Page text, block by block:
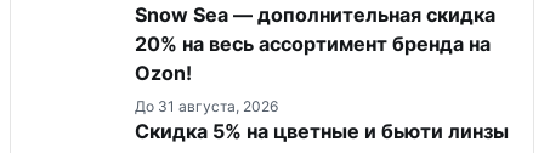
Snow Sea — дополнительная скидка
20% на весь ассортимент бренда на
Ozon!
До 31 августа, 2026
Скидка 5% на цветные и бьюти линзы